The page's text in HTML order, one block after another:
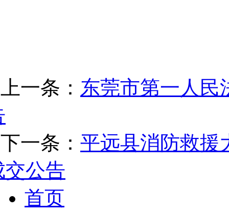
上一条： 东莞市第一人民
下一条： 平远县消防救援
交公告
首页